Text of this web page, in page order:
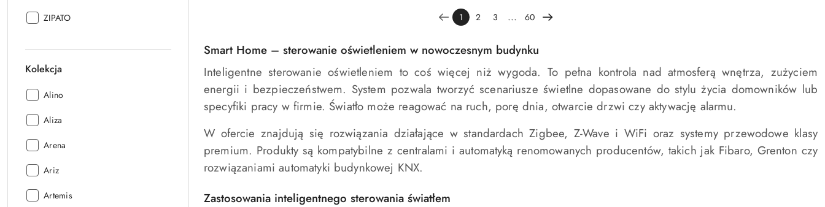
Producent:
ZIPATO
Kolekcja
Kolekcja:
Alino
Kolekcja:
Aliza
Kolekcja:
Arena
Kolekcja:
Ariz
Kolekcja:
Artemis
1 2 3 ... 60
Smart Home – sterowanie oświetleniem w nowoczesnym budynku
Inteligentne sterowanie oświetleniem to coś więcej niż wygoda. To pełna kontrola nad atmosferą wnętrza, zużyciem
energii i bezpieczeństwem. System pozwala tworzyć scenariusze świetlne dopasowane do stylu życia domowników lub
specyfiki pracy w firmie. Światło może reagować na ruch, porę dnia, otwarcie drzwi czy aktywację alarmu.
W ofercie znajdują się rozwiązania działające w standardach Zigbee, Z-Wave i WiFi oraz systemy przewodowe klasy
premium. Produkty są kompatybilne z centralami i automatyką renomowanych producentów, takich jak Fibaro, Grenton czy
rozwiązaniami automatyki budynkowej KNX.
Zastosowania inteligentnego sterowania światłem